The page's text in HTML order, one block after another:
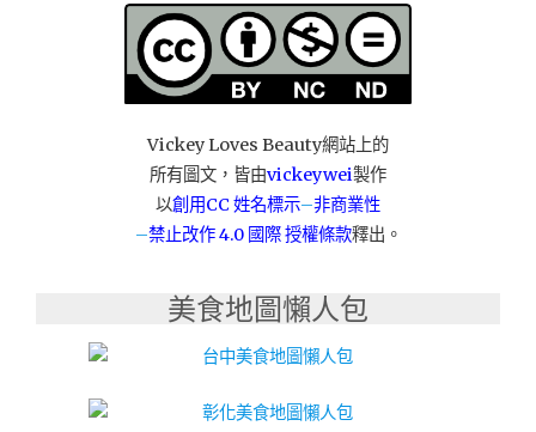
創
藝
農
食
旅」"
Vickey Loves Beauty網站上的
所有圖文，皆由vickeywei製作
以創用CC 姓名標示–非商業性
–禁止改作4.0 國際 授權條款釋出。
美食地圖懶人包